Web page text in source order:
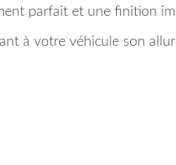
parfait et une finition
à votre véhicule son